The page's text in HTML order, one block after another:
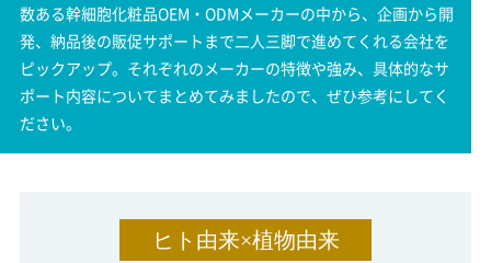
数ある幹細胞化粧品OEM・ODMメーカーの中から、企画から開
発、納品後の販促サポートまで二人三脚で進めてくれる会社を
ピックアップ。それぞれのメーカーの特徴や強み、具体的なサ
ポート内容についてまとめてみましたので、ぜひ参考にしてく
ださい。
ヒト由来×植物由来